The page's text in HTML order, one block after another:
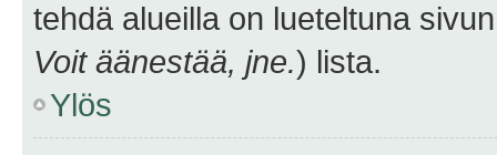
tehdä alueilla on lueteltuna
Voit äänestää, jne.) lista.
Ylös